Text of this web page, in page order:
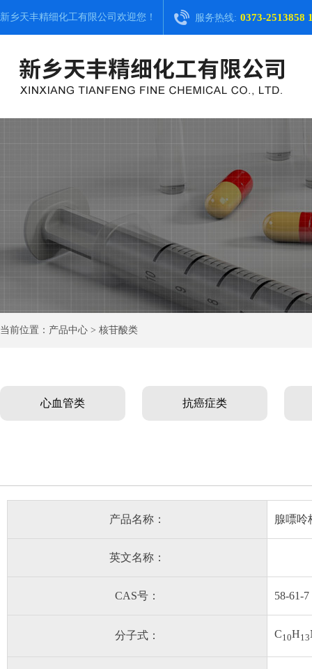
新乡天丰精细化工有限公司 欢迎您！ 服务热线: 0373-2513858
当前位置：产品中心 > 核苷酸类
心血管类 抗癌症类
产品名称： 腺嘌呤
英文名称：
CAS号： 58-61-7
分子式： C10H13